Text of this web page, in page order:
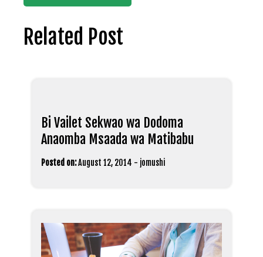
Related Post
Bi Vailet Sekwao wa Dodoma
Anaomba Msaada wa Matibabu
Posted on:August 12, 2014 - jomushi